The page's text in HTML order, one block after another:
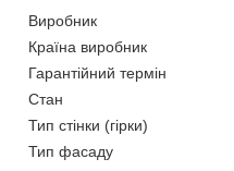
Виробник
Країна виробник
Гарантійний термін
Стан
Тип стінки (гірки)
Тип фасаду